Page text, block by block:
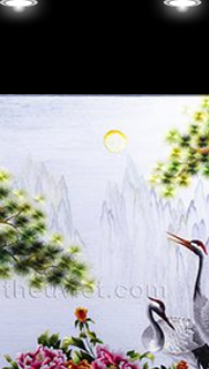
Skip to content